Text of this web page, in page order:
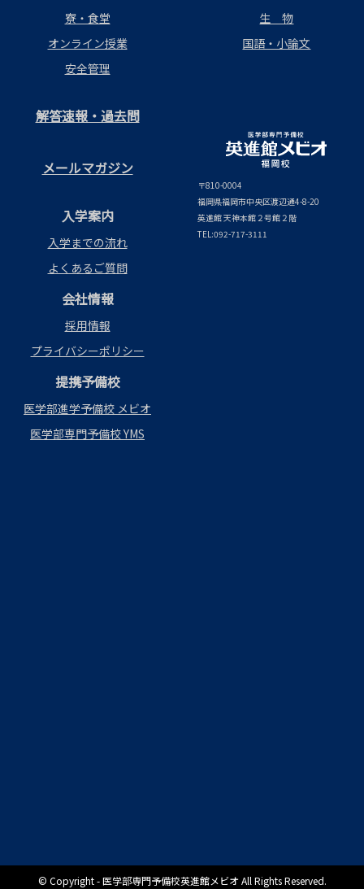
寮・食堂
オンライン授業
安全管理
生 物
国語・小論文
解答速報・過去問
メールマガジン
入学案内
入学までの流れ
よくあるご質問
会社情報
採用情報
プライバシーポリシー
提携予備校
医学部進学予備校 メビオ
医学部専門予備校 YMS
〒810-0004
福岡県福岡市中央区渡辺通4-8-20
英進館 天神本館２号館２階
TEL:092-717-3111
© Copyright - 医学部専門予備校英進館メビオ All Rights Reserved.